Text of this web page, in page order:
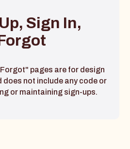
Sign In,
Forgot" pages are for design
does not include any code or
or maintaining sign-ups.